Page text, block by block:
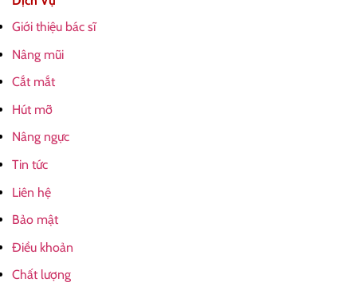
Giới thiệu bác sĩ
Nâng mũi
Cắt mắt
Hút mỡ
Nâng ngực
Tin tức
Liên hệ
Bảo mật
Điều khoản
Chất lượng